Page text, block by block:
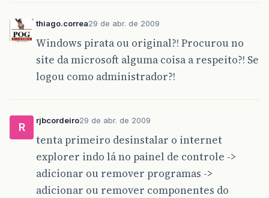
thiago.correa29 de abr. de 2009
Windows pirata ou original?! Procurou no
site da microsoft alguma coisa a respeito?! Se
logou como administrador?!
R
rjbcordeiro29 de abr. de 2009
tenta primeiro desinstalar o internet
explorer indo lá no painel de controle ->
adicionar ou remover programas ->
adicionar ou remover componentes do